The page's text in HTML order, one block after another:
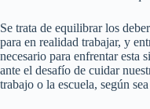
Se trata de equilibrar los
para en realidad trabajar, y
necesario para enfrentar esta
ante el desafío de cuidar
trabajo o la escuela, según